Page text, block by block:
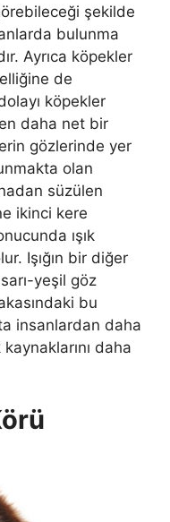
şekilde
bulunma
Ayrıca köpekler
de
köpekler
daha net bir
gözlerinde yer
olan
süzülen
ikinci kere
ışık
Işığın bir diğer
yeşil göz
bu
insanlardan daha
daha